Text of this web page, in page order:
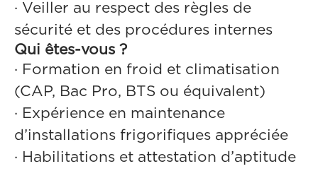
· Veiller au respect des règles de
sécurité et des procédures internes
Qui êtes-vous ?
· Formation en froid et climatisation
(CAP, Bac Pro, BTS ou équivalent)
· Expérience en maintenance
d’installations frigorifiques appréciée
· Habilitations et attestation d’aptitude